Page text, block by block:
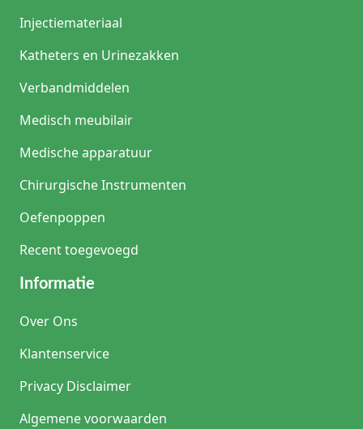
Injectiemateriaal
Katheters en Urinezakken
Verbandmiddelen
Medisch meubilair
Medische apparatuur
Chirurgische Instrumenten
Oefenpoppen
Recent toegevoegd
Informatie
Over Ons
Klantenservice
Privacy Disclaimer
Algemene voorwaarden